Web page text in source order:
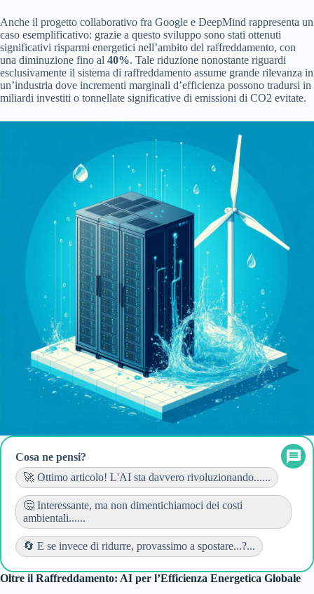
Anche il progetto collaborativo fra Google e DeepMind rappresenta un
caso esemplificativo: grazie a questo sviluppo sono stati ottenuti
significativi risparmi energetici nell’ambito del raffreddamento, con
una diminuzione fino al 40%. Tale riduzione nonostante riguardi
esclusivamente il sistema di raffreddamento assume grande rilevanza in
un’industria dove incrementi marginali d’efficienza possono tradursi in
miliardi investiti o tonnellate significative di emissioni di CO2 evitate.
Cosa ne pensi?
🚀 Ottimo articolo! L'AI sta davvero rivoluzionando......
🤔 Interessante, ma non dimentichiamoci dei costi
ambientali......
🔄 E se invece di ridurre, provassimo a spostare...?...
Oltre il Raffreddamento: AI per l’Efficienza Energetica Globale